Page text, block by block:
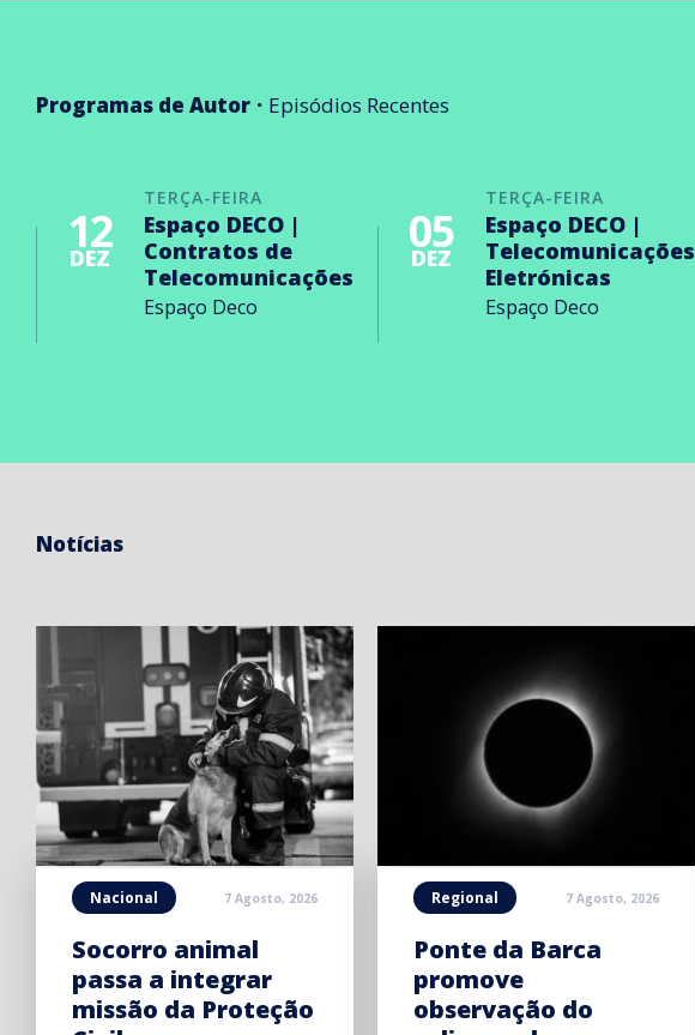
Programas de Autor Episódios Recentes
TERÇA-FEIRA
12
DEZ
Espaço DECO |
Contratos de
Telecomunicações
Espaço Deco
TERÇA-FEIRA
05
DEZ
Espaço DECO |
Telecomunicações
Eletrónicas
Espaço Deco
Notícias
Nacional 7 Agosto, 2026
Socorro animal
passa a integrar
missão da Proteção
Regional 7 Agosto, 2026
Ponte da Barca
promove
observação do